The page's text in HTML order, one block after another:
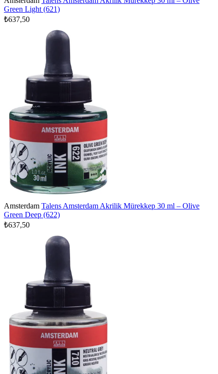
Green Light (621)
₺637,50
Amsterdam Talens Amsterdam Akrilik Mürekkep 30 ml – Olive
Green Deep (622)
₺637,50